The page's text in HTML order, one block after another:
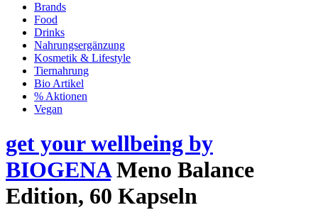
Brands
Food
Drinks
Nahrungsergänzung
Kosmetik & Lifestyle
Tiernahrung
Bio Artikel
% Aktionen
Vegan
get your wellbeing by
BIOGENAMeno Balance
Edition, 60 Kapseln